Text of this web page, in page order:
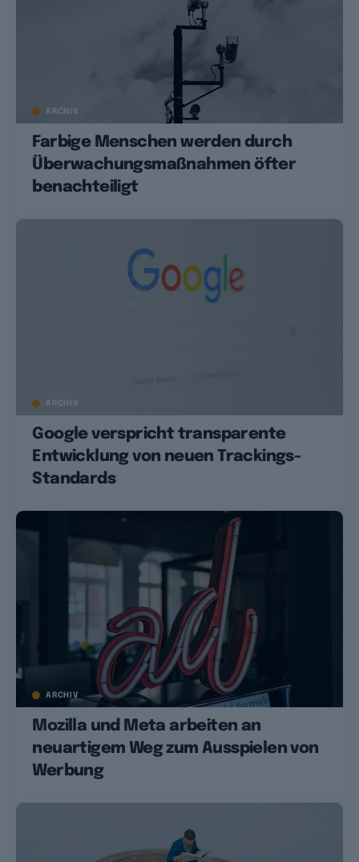
ARCHIV
Farbige Menschen werden durch
Überwachungsmaßnahmen öfter
benachteiligt
ARCHIV
Google verspricht transparente
Entwicklung von neuen Trackings-
Standards
ARCHIV
Mozilla und Meta arbeiten an
neuartigem Weg zum Ausspielen von
Werbung